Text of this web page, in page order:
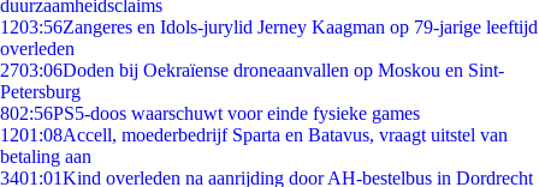
duurzaamheidsclaims
1203:56Zangeres en Idols-jurylid Jerney Kaagman op 79-jarige leeftijd
overleden
2703:06Doden bij Oekraïense droneaanvallen op Moskou en Sint-
Petersburg
802:56PS5-doos waarschuwt voor einde fysieke games
1201:08Accell, moederbedrijf Sparta en Batavus, vraagt uitstel van
betaling aan
3401:01Kind overleden na aanrijding door AH-bestelbus in Dordrecht